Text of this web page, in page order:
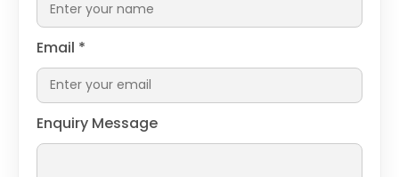
Email *
Enquiry Message